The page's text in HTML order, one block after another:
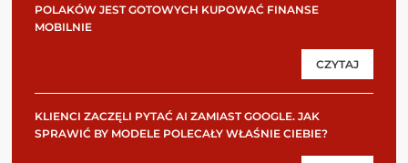
POLAKÓW JEST GOTOWYCH KUPOWAĆ FINANSE
MOBILNIE
CZYTAJ
KLIENCI ZACZĘLI PYTAĆ AI ZAMIAST GOOGLE. JAK
SPRAWIĆ BY MODELE POLECAŁY WŁAŚNIE CIEBIE?